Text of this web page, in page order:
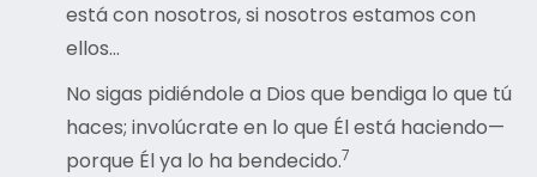
está con nosotros, si nosotros estamos con
ellos…
No sigas pidiéndole a Dios que bendiga lo que tú
haces; involúcrate en lo que Él está haciendo—
porque Él ya lo ha bendecido.7